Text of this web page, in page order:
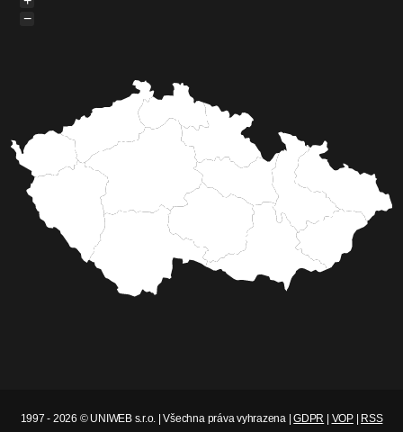
−
1997 - 2026 © UNIWEB s.r.o. | Všechna práva vyhrazena |GDPR | VOP| RSS